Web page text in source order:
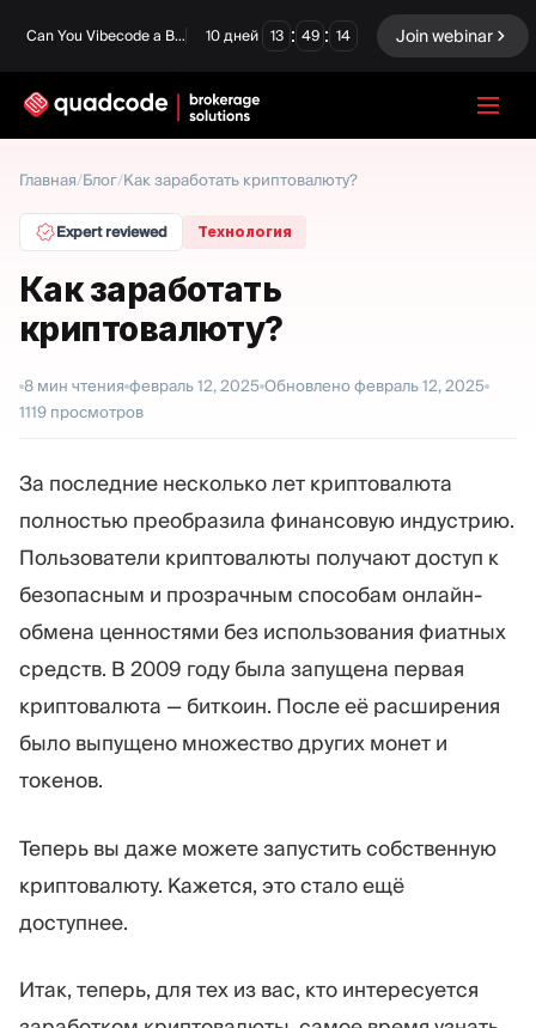
Can You Vibecode a Brokerage Platform? 10 дней 13 : 49 : 12 Join webinar
Главная/Блог/Как заработать криптовалюту?
Expert reviewed Технология
Как заработать
криптовалюту?
8 мин чтения февраль 12, 2025 Обновленофевраль 12, 2025
1119 просмотров
За последние несколько лет криптовалюта
полностью преобразила финансовую индустрию.
Пользователи криптовалюты получают доступ к
безопасным и прозрачным способам онлайн-
обмена ценностями без использования фиатных
средств. В 2009 году была запущена первая
криптовалюта — биткоин. После её расширения
было выпущено множество других монет и
токенов.
Теперь вы даже можете запустить собственную
криптовалюту. Кажется, это стало ещё
доступнее.
Итак, теперь, для тех из вас, кто интересуется
Русский
Готовое решение
Forex / CFD Биржа и Клиринг
МОДУЛИ
Торговая платформа Back-office
РЕСУРСЫ
Руководство по
маркетингу
Блог
Словарь терминов
Видеоуроки
Бизнес План
ЕЩЁ
О нас
Команда
Цифры
Устойчивость
ПОДПИШИТЕСЬ НА НАС